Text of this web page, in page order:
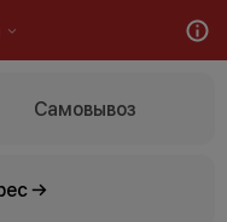
Самовывоз
→